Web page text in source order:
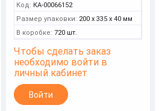
Код: КА-00066152
Размер упаковки: 200 x 335 x 40 мм
В коробке: 720 шт.
Чтобы сделать заказ
необходимо войти в
личный кабинет
Войти